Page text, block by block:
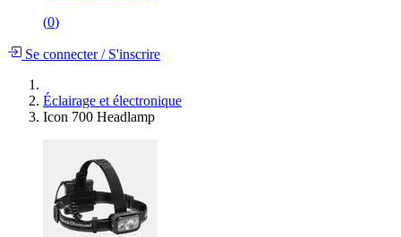
(0)
Se connecter/S'inscrire
Éclairage et électronique
Icon 700 Headlamp